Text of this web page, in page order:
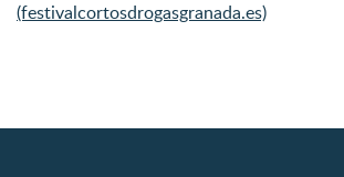
(festivalcortosdrogasgranada.es)